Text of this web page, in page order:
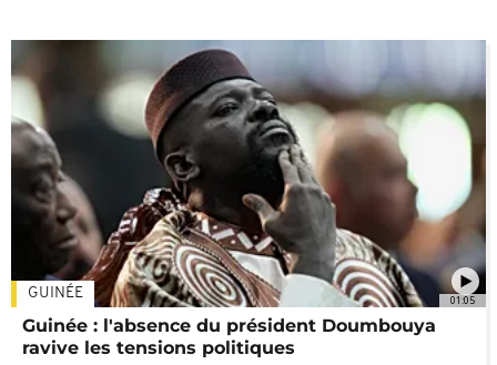
01:05
GUINÉE
Guinée : l'absence du président Doumbouya
ravive les tensions politiques